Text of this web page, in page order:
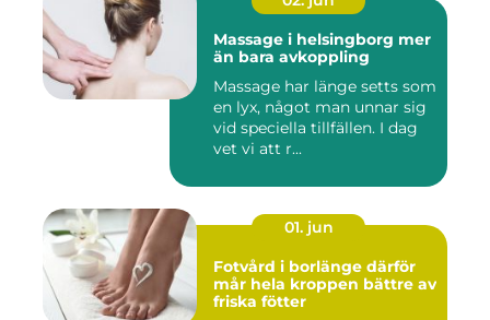
Massage i helsingborg mer
än bara avkoppling
Massage har länge setts som
en lyx, något man unnar sig
vid speciella tillfällen. I dag
vet vi att r...
01. jun
Fotvård i borlänge därför
mår hela kroppen bättre av
friska fötter